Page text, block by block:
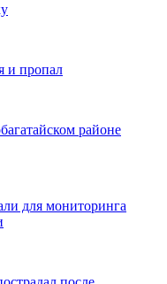
и пропал
районе
для мониторинга